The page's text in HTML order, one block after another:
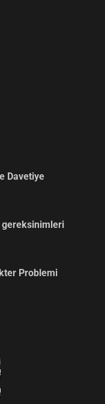
Davetiye
gereksinimleri
Problemi